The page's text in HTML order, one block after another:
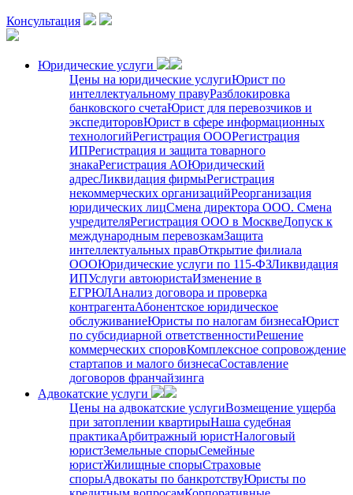
Консультация
Юридические услуги
Цены на юридические услугиЮрист по
интеллектуальному правуРазблокировка
банковского счетаЮрист для перевозчиков и
экспедиторовЮрист в сфере информационных
технологийРегистрация ОООРегистрация
ИПРегистрация и защита товарного
знакаРегистрация АОЮридический
адресЛиквидация фирмыРегистрация
некоммерческих организацийРеорганизация
юридических лицСмена директора ООО. Смена
учредителяРегистрация ООО в МосквеДопуск к
международным перевозкамЗащита
интеллектуальных правОткрытие филиала
ОООЮридические услуги по 115-ФЗЛиквидация
ИПУслуги автоюристаИзменение в
ЕГРЮЛАнализ договора и проверка
контрагентаАбонентское юридическое
обслуживаниеЮристы по налогам бизнесаЮрист
по субсидиарной ответственностиРешение
коммерческих споровКомплексное сопровождение
стартапов и малого бизнесаСоставление
договоров франчайзинга
Адвокатские услуги
Цены на адвокатские услугиВозмещение ущерба
при затоплении квартирыНаша судебная
практикаАрбитражный юристНалоговый
юристЗемельные спорыСемейные
юристЖилищные спорыСтраховые
спорыАдвокаты по банкротствуЮристы по